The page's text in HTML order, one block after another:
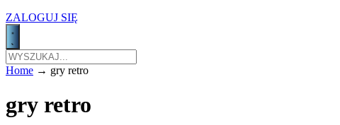
ZALOGUJ SIĘ
Home → gry retro
gry retro